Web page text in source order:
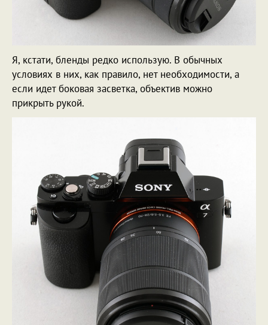
Я, кстати, бленды редко использую. В обычных
условиях в них, как правило, нет необходимости, а
если идет боковая засветка, объектив можно
прикрыть рукой.